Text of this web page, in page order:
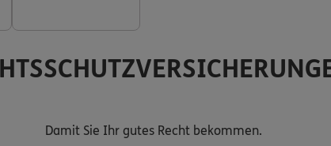
Damit Sie Ihr gutes Recht bekommen.